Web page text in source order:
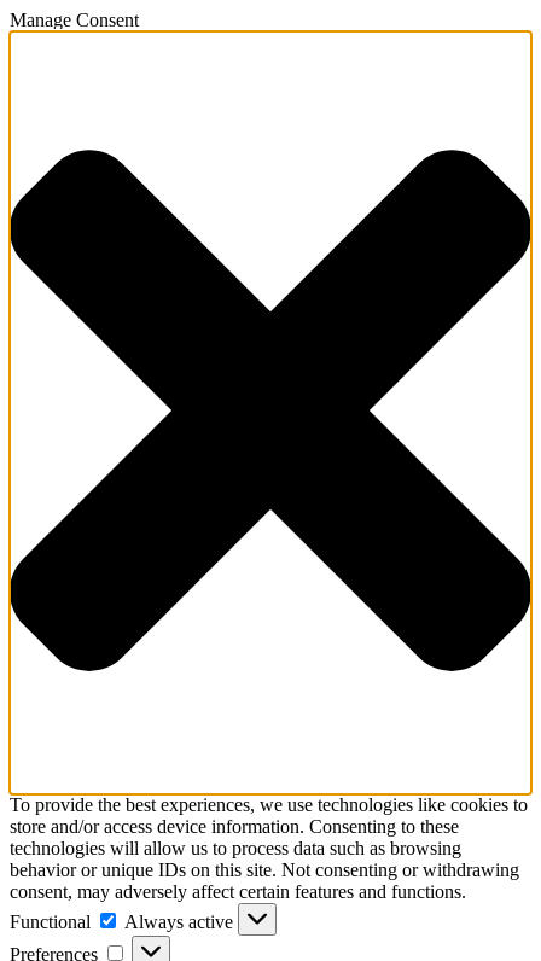
Manage Consent
To provide the best experiences, we use technologies like cookies to
store and/or access device information. Consenting to these
technologies will allow us to process data such as browsing
behavior or unique IDs on this site. Not consenting or withdrawing
consent, may adversely affect certain features and functions.
Functional
Functional
Always active
Preferences
Preferences